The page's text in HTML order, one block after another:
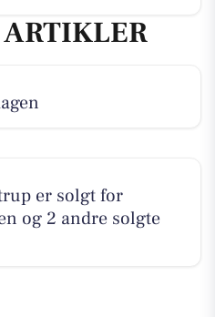
er solgt for
og 2 andre solgte